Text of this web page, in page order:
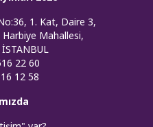
1. Kat, Daire 3,
Mahallesi,
22 60
12 58